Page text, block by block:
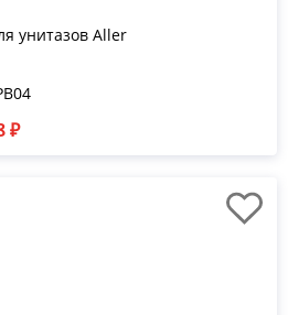
унитазов Aller
₽